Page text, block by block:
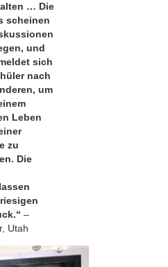
… Die
scheinen
und
sich
nach
um
Leben
zu
Die
–
Utah